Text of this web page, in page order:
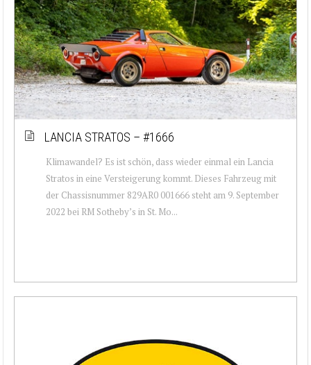
LANCIA STRATOS – #1666
Klimawandel? Es ist schön, dass wieder einmal ein Lancia
Stratos in eine Versteigerung kommt. Dieses Fahrzeug mit
der Chassisnummer 829AR0 001666 steht am 9. September
2022 bei RM Sotheby’s in St. Mo...